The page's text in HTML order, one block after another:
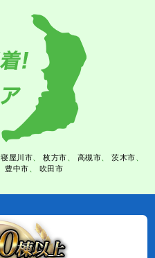
寝屋川市 枚方市 高槻市
茨木市
豊中市 吹田市